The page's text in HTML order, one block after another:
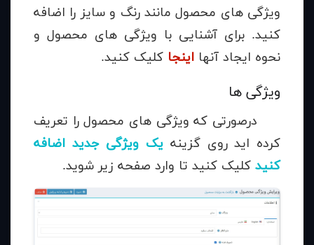
ویژگی های محصول مانند رنگ و سایز را اضافه
کنید. برای آشنایی با ویژگی های محصول و
نحوه ایجاد آنها اینجا کلیک کنید.
ویژگی ها
درصورتی که ویژگی های محصول را تعریف
کرده اید روی گزینه یک ویژگی جدید اضافه
کنید کلیک کنید تا وارد صفحه زیر شوید.